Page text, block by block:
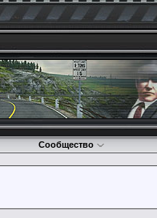
Сообщество